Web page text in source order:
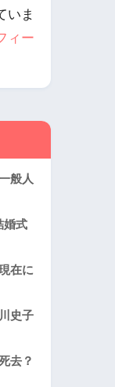
いま
ィー
般人
婚式
在に
史子
去？